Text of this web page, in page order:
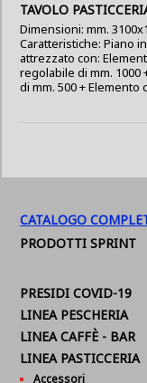
TAVOLO
Dimensioni: mm.
Caratteristiche: Piano
attrezzato con:
regolabile di mm.
di mm. 500 + Elemento
CATALOGO
PRODOTTI SPRINT
PRESIDI COVID-19
LINEA PESCHERIA
LINEA CAFFÈ - BAR
LINEA PASTICCERIA
Accessori